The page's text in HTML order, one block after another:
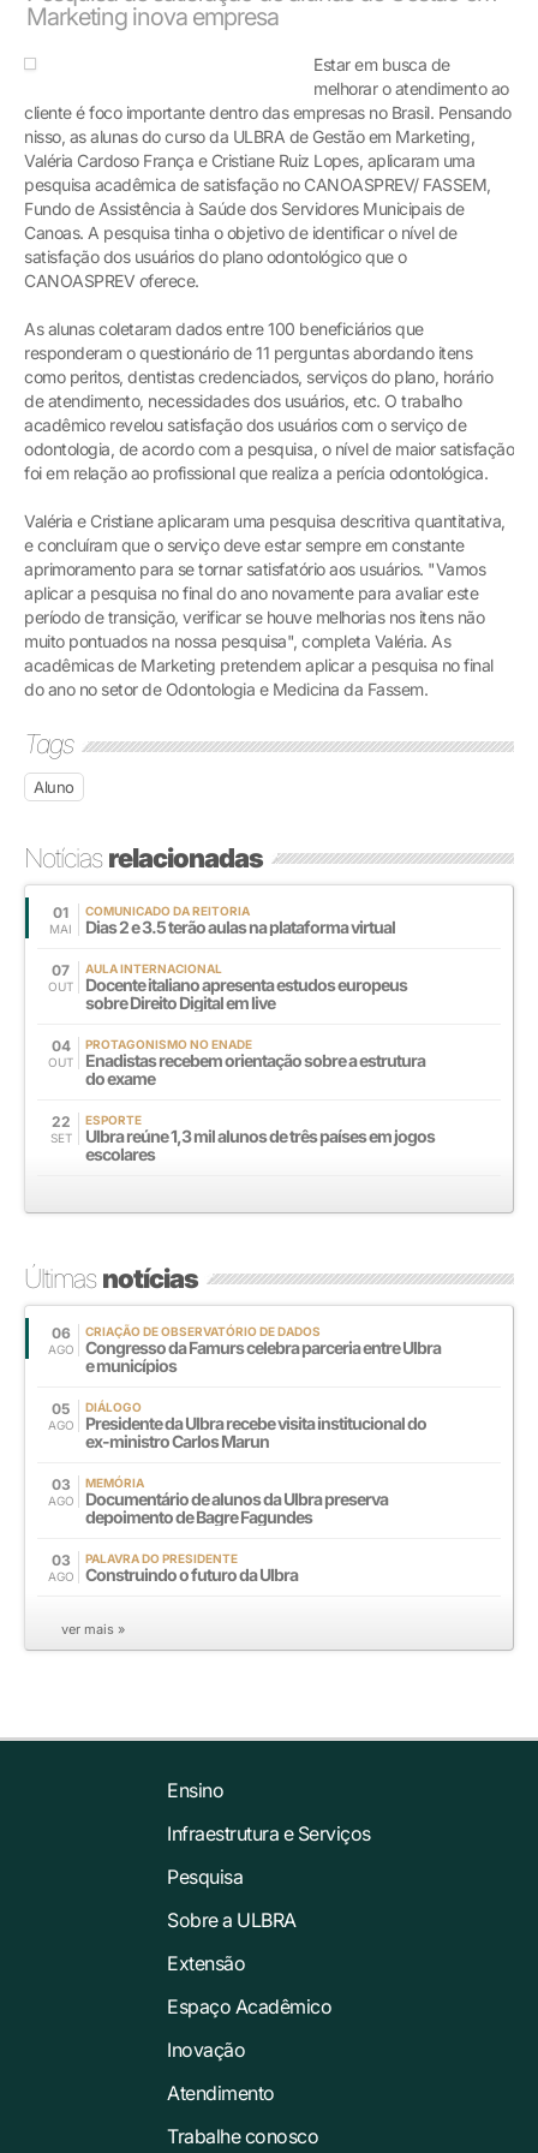
Marketing inova empresa
Estar em busca de
melhorar o atendimento ao
cliente é foco importante dentro das empresas no Brasil. Pensando
nisso, as alunas do curso da ULBRA de Gestão em Marketing,
Valéria Cardoso França e Cristiane Ruiz Lopes, aplicaram uma
pesquisa acadêmica de satisfação no CANOASPREV/ FASSEM,
Fundo de Assistência à Saúde dos Servidores Municipais de
Canoas. A pesquisa tinha o objetivo de identificar o nível de
satisfação dos usuários do plano odontológico que o
CANOASPREV oferece.
As alunas coletaram dados entre 100 beneficiários que
responderam o questionário de 11 perguntas abordando itens
como peritos, dentistas credenciados, serviços do plano, horário
de atendimento, necessidades dos usuários, etc. O trabalho
acadêmico revelou satisfação dos usuários com o serviço de
odontologia, de acordo com a pesquisa, o nível de maior satisfação
foi em relação ao profissional que realiza a perícia odontológica.
Valéria e Cristiane aplicaram uma pesquisa descritiva quantitativa,
e concluíram que o serviço deve estar sempre em constante
aprimoramento para se tornar satisfatório aos usuários. "Vamos
aplicar a pesquisa no final do ano novamente para avaliar este
período de transição, verificar se houve melhorias nos itens não
muito pontuados na nossa pesquisa", completa Valéria. As
acadêmicas de Marketing pretendem aplicar a pesquisa no final
do ano no setor de Odontologia e Medicina da Fassem.
Tags
Aluno
Notíciasrelacionadas
01
MAI
COMUNICADO DA REITORIA
Dias 2 e 3.5 terão aulas na plataforma virtual
07
OUT
AULA INTERNACIONAL
Docente italiano apresenta estudos europeus
sobre Direito Digital em live
04
OUT
PROTAGONISMO NO ENADE
Enadistas recebem orientação sobre a estrutura
do exame
22
SET
ESPORTE
Ulbra reúne 1,3 mil alunos de três países em jogos
escolares
Últimasnotícias
06
AGO
CRIAÇÃO DE OBSERVATÓRIO DE DADOS
Congresso da Famurs celebra parceria entre Ulbra
e municípios
05
AGO
DIÁLOGO
Presidente da Ulbra recebe visita institucional do
ex-ministro Carlos Marun
03
AGO
MEMÓRIA
Documentário de alunos da Ulbra preserva
depoimento de Bagre Fagundes
03
AGO
PALAVRA DO PRESIDENTE
Construindo o futuro da Ulbra
ver mais »
Ensino
Infraestrutura e Serviços
Pesquisa
Sobre a ULBRA
Extensão
Espaço Acadêmico
Inovação
Atendimento
Trabalhe conosco